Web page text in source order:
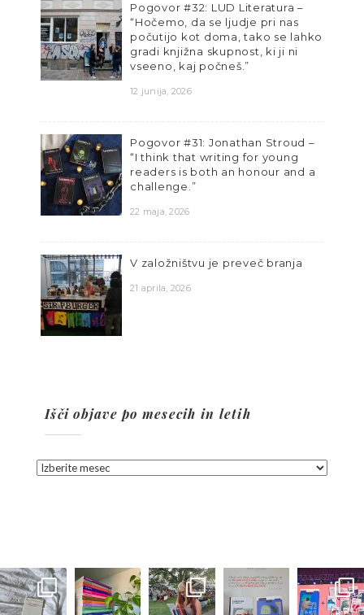
Pogovor #32: LUD Literatura –
“Hočemo, da se ljudje pri nas
počutijo kot doma, tako se lahko
gradi knjižna skupnost, ki ji ni
vseeno, kaj počneš.”
12 junija, 2026
Pogovor #31: Jonathan Stroud –
“I think that writing for young
readers is both an honour and a
challenge.”
22 maja, 2026
V založništvu je preveč branja
21 aprila, 2026
Išči objave po mesecih in letih
Išči
letih